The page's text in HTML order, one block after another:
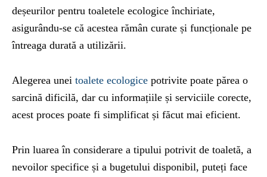
deșeurilor pentru toaletele ecologice închiriate,
asigurându-se că acestea rămân curate și funcționale pe
întreaga durată a utilizării.
Alegerea unei toalete ecologice potrivite poate părea o
sarcină dificilă, dar cu informațiile și serviciile corecte,
acest proces poate fi simplificat și făcut mai eficient.
Prin luarea în considerare a tipului potrivit de toaletă, a
nevoilor specifice și a bugetului disponibil, puteți face